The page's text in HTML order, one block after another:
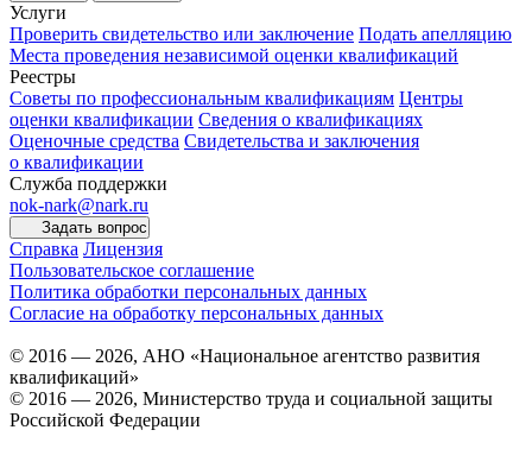
Услуги
Проверить свидетельство или заключение Подать апелляцию
Места проведения независимой оценки квалификаций
Реестры
Советы по профессиональным квалификациям Центры
оценки квалификации Сведения о квалификациях
Оценочные средства Свидетельства и заключения
о квалификации
Служба поддержки
nok-nark@nark.ru
Задать вопрос
Справка Лицензия
Пользовательское соглашение
Политика обработки персональных данных
Согласие на обработку персональных данных
© 2016 — 2026, АНО «Национальное агентство развития
квалификаций»
© 2016 — 2026, Министерство труда и социальной защиты
Российской Федерации